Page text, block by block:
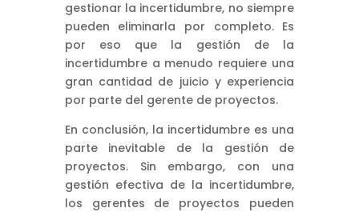
gestionar la incertidumbre, no siempre
pueden eliminarla por completo. Es
por eso que la gestión de la
incertidumbre a menudo requiere una
gran cantidad de juicio y experiencia
por parte del gerente de proyectos.
En conclusión, la incertidumbre es una
parte inevitable de la gestión de
proyectos. Sin embargo, con una
gestión efectiva de la incertidumbre,
los gerentes de proyectos pueden